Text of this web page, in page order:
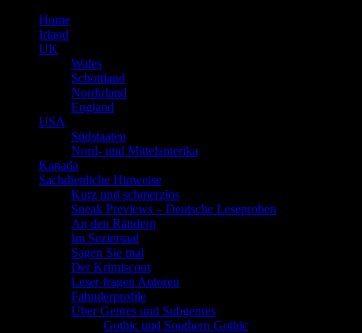
Home
Irland
UK
Wales
Schottland
Nordirland
England
USA
Südstaaten
Nord- und Mittelamerika
Kanada
Sachdienliche Hinweise
Kurz und schmerzlos
Sneak Previews – Deutsche Leseproben
An den Rändern
Im Seziersaal
Sagen Sie mal
Der Krimiscout
Leser fragen Autoren
Fahnderprofile
Über Genres und Subgenres
Gothic und Southern Gothic